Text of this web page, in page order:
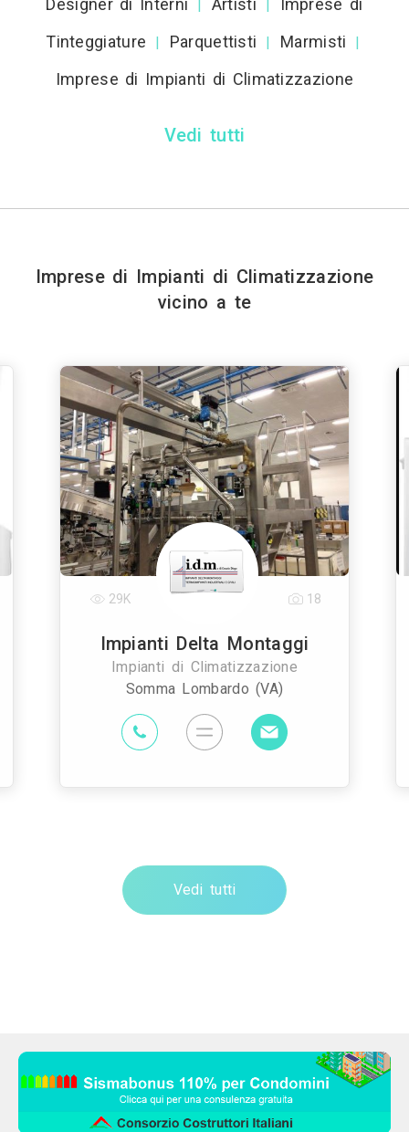
Designer di Interni | Artisti |
Imprese di
Tinteggiature
| Parquettisti | Marmisti |
Imprese di Impianti di Climatizzazione
Vedi tutti
Imprese di Impianti di Climatizzazione
vicino a te
Impianti Delta Montaggi
Impianti di Climatizzazione
Somma Lombardo (VA)
29K 18
Vedi tutti